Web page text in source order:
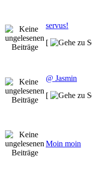
servus!
[
@ Jasmin
[
Moin moin